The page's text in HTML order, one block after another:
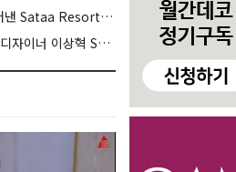
Sataa Resort Nan
혁 SANGHYEOK LEE